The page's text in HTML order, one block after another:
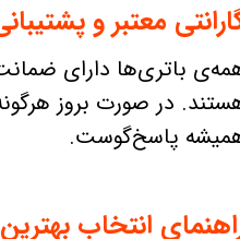
انتخاب
معتبر و
باتری‌ها دارای
در صورت بروز
پاسخ‌گوست.